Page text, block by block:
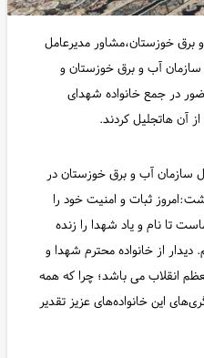
خوزستان،مشاور مدیرعامل
سازمان آب و برق خوزستان و
در جمع خانواده شهدای
هاتجلیل کردند.
آب و برق خوزستان در
ثبات و امنیت خود را
تا نام و یاد شهدا را زنده
دیدار از خانواده محترم شهدا و
انقلاب می باشد؛ چرا که همه
این خانواده‌های عزیز تقدیر